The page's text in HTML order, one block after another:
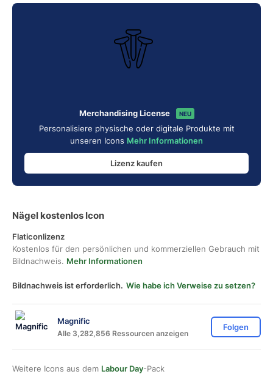
Merchandising License NEU
Personalisiere physische oder digitale Produkte mit
unseren Icons Mehr Informationen
Lizenz kaufen
Nägel kostenlos Icon
Flaticonlizenz
Kostenlos für den persönlichen und kommerziellen Gebrauch mit
Bildnachweis. Mehr Informationen
Bildnachweis ist erforderlich. Wie habe ich Verweise zu setzen?
Magnific
Alle 3,282,856 Ressourcen anzeigen
Folgen
Weitere Icons aus dem Labour Day-Pack